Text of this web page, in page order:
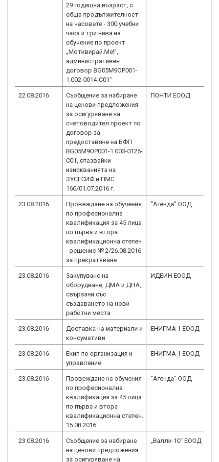
29 годишна възраст, с
обща продължителност
на часовете - 300 учебни
часа и три нива на
обучение по проект
„Мотивирай.Ме!”,
административен
договор BG05M9OP001-
1.002-0014-C01"
22.08.2016
Съобщение за набиране
на ценови предложения
за осигуряване на
счетоводител проект по
договор за
предоставяне на БФП
BG05M9OP001-1.003-0126-
С01, спазвайки
изискванията на
ЗУСЕСИФ и ПМС
160/01.07.2016 г.
ПОНТИ ЕООД
23.08.2016
Провеждане на обучения
по професионална
квалификация за 45 лица
по първа и втора
квалификационна степен
- решение № 2/26.08.2016
за прекратяване
"Агенда" ООД
23.08.2016
Закупуване на
оборудване, ДМА и ДНА,
свързани със
създаването на нови
работни места
ИДЕИН ЕООД
23.08.2016
Доставка на материали и
консумативи
ЕНИГМА 1 ЕООД
23.08.2016
Екип по организация и
управление
ЕНИГМА 1 ЕООД
23.08.2016
Провеждане на обучения
по професионална
квалификация за 45 лица
по първа и втора
квалификационна степен.
15.08.2016
"Агенда" ООД
23.08.2016
Съобщение за набиране
на ценови предложения
за осигуряване на
„Валли-10“ ЕООД